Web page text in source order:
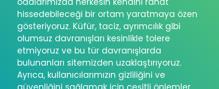
hissedebileceği bir ortam yaratmaya özen
gösteriyoruz. Küfür, taciz, ayrımcılık gibi
olumsuz davranışları kesinlikle tolere
etmiyoruz ve bu tür davranışlarda
bulunanları sitemizden uzaklaştırıyoruz.
Ayrıca, kullanıcılarımızın gizliliğini ve